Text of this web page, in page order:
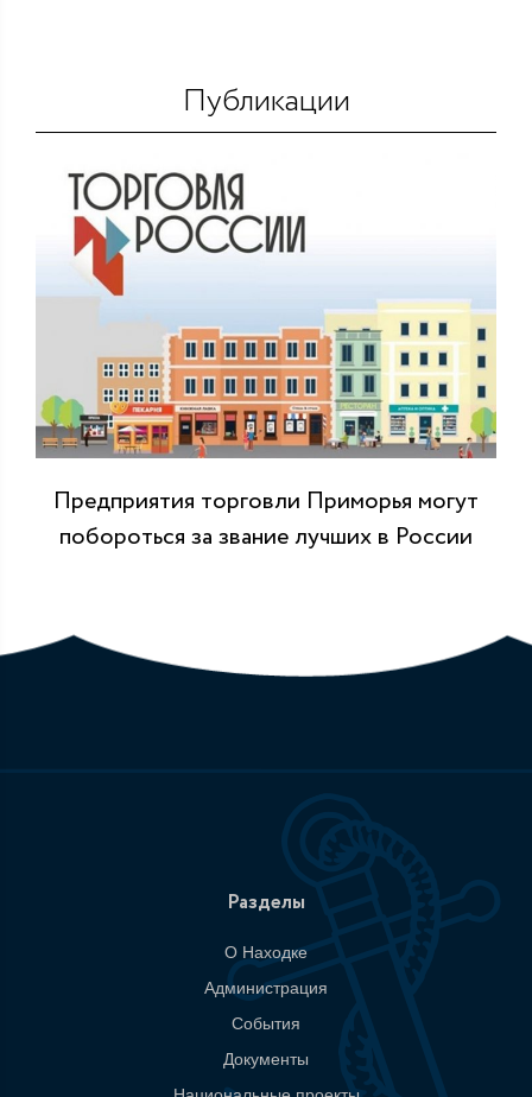
Публикации
Предприятия торговли Приморья могут
побороться за звание лучших в России
Разделы
О Находке
Администрация
События
Документы